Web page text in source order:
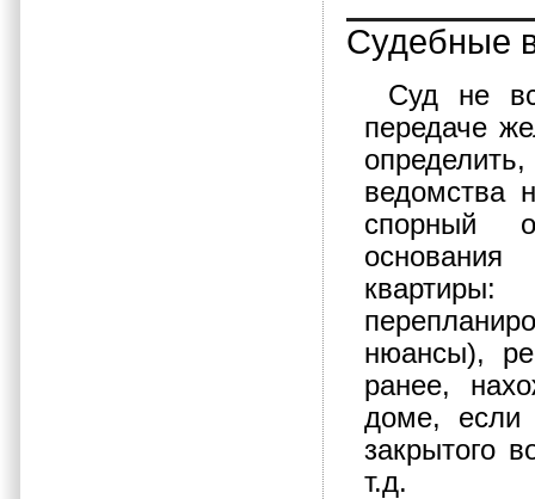
Судебные
Суд не
передаче
ведомства
спорный
нюансы),
ранее,
доме, если
закрытого
т.д.